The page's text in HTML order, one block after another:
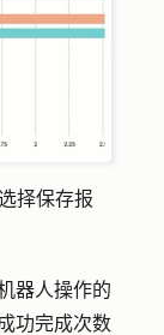
择保存报
器人操作的
功完成次数